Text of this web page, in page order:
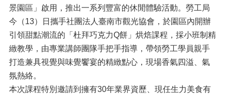
景園區」啟用，推出一系列豐富的休閒體驗活動。勞工局
今（13）日攜手社團法人臺南市觀光協會，於園區內開辦
引領甜點潮流的「杜拜巧克力Q餅」烘焙課程，採小班制精
緻教學，由專業講師團隊手把手指導，帶領勞工學員親手
打造兼具視覺與味覺饗宴的精緻點心，現場香氣四溢、氣
氛熱絡。
本次課程特別邀請到擁有30年業界資歷、現任生力美食有